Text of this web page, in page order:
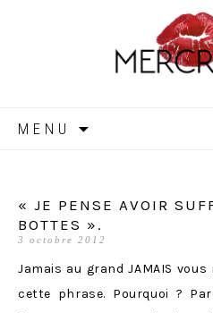
MENU
« JE PENSE AVOIR
BOTTES ».
3 octobre 2012
Jamais au grand JAMAIS
cette phrase. Pourquoi ?